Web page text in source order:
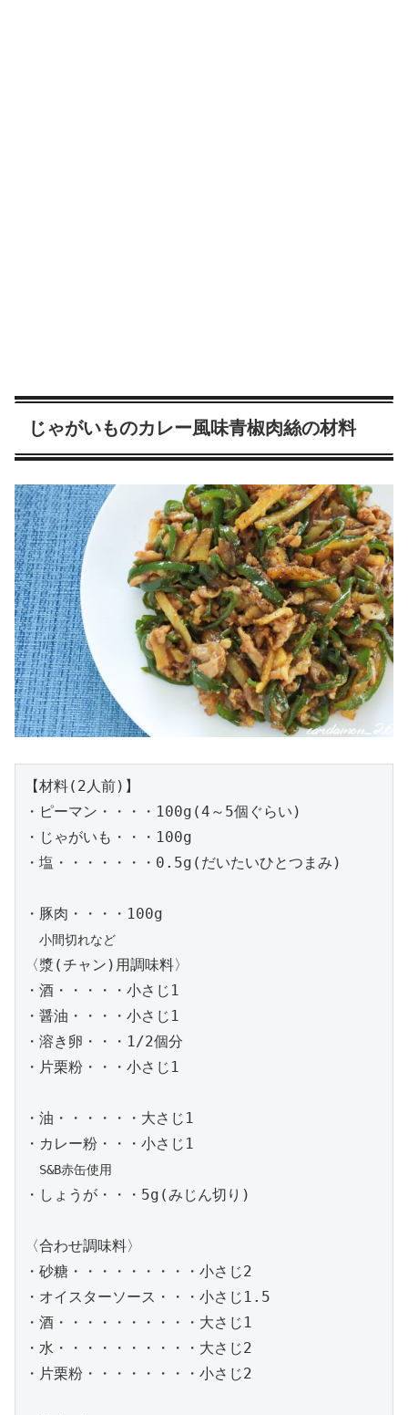
じゃがいものカレー風味青椒肉絲の材料
【材料(2人前)】
・ピーマン・・・・100g(4～5個ぐらい)
・じゃがいも・・・100g
・塩・・・・・・・0.5g(だいたいひとつまみ)
・豚肉・・・・100g
小間切れなど
〈漿(チャン)用調味料〉
・酒・・・・・小さじ1
・醤油・・・・小さじ1
・溶き卵・・・1/2個分
・片栗粉・・・小さじ1
・油・・・・・・大さじ1
・カレー粉・・・小さじ1
S&B赤缶使用
・しょうが・・・5g(みじん切り)
〈合わせ調味料〉
・砂糖・・・・・・・・・小さじ2
・オイスターソース・・・小さじ1.5
・酒・・・・・・・・・・大さじ1
・水・・・・・・・・・・大さじ2
・片栗粉・・・・・・・・小さじ2